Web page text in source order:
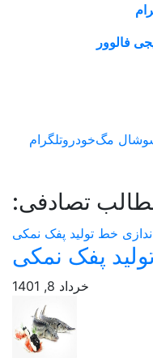
مگخودروتلگرام
تصادفی:
پفک نمکی
خرداد 8, 1401